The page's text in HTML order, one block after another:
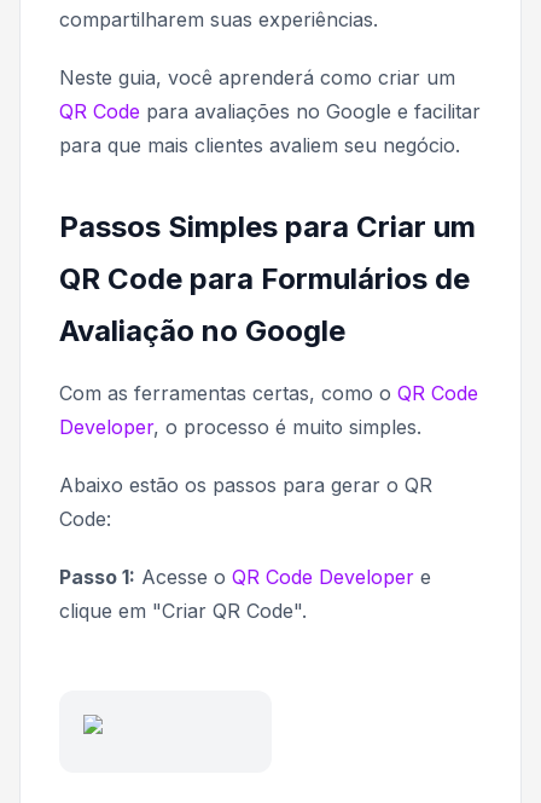
compartilharem suas experiências.
Neste guia, você aprenderá como criar um
QR Code para avaliações no Google e facilitar
para que mais clientes avaliem seu negócio.
Passos Simples para Criar um
QR Code para Formulários de
Avaliação no Google
Com as ferramentas certas, como o QR Code
Developer, o processo é muito simples.
Abaixo estão os passos para gerar o QR
Code:
Passo 1: Acesse o QR Code Developer e
clique em "Criar QR Code".